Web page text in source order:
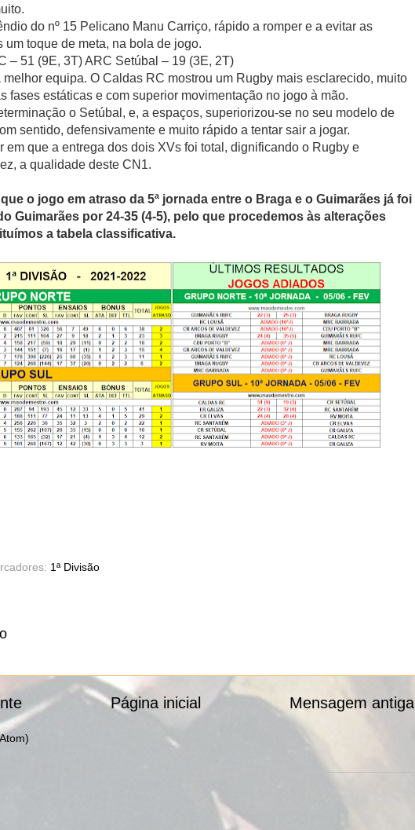
do nº 15 Pelicano Manu Carriço, rápido a romper e a evitar as
um toque de meta, na bola de jogo.
– 51 (9E, 3T) ARC Setúbal – 19 (3E, 2T)
equipa. O Caldas RC mostrou um Rugby mais esclarecido, muito
fases estáticas e com superior movimentação no jogo à mão.
o Setúbal, e, a espaços, superiorizou-se no seu modelo de
sentido, defensivamente e muito rápido a tentar sair a jogar.
em que a entrega dos dois XVs foi total, dignificando o Rugby e
a qualidade deste CN1.
o jogo em atraso da 5ª jornada entre o Braga e o Guimarães já foi
Guimarães por 24-35 (4-5), pelo que procedemos às alterações
a tabela classificativa.
1ª Divisão
Mensagem antiga
Página inicial